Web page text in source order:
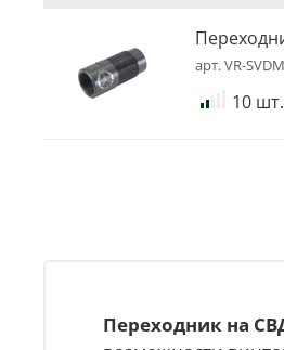
арт.VR-SVDM
10 шт.
Переходник на